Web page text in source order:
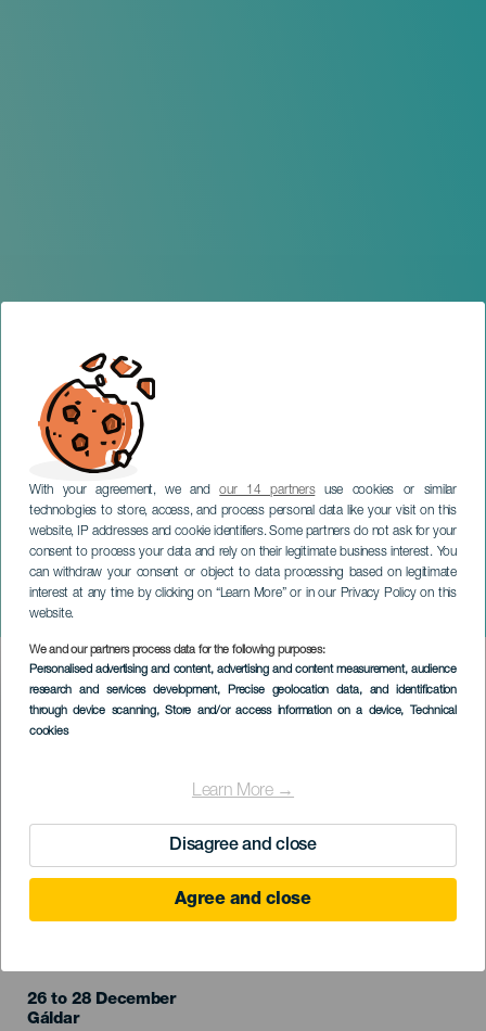
With your agreement, we andour 14 partnersuse cookies or similar
technologies to store, access, and process personal data like your visit on this
website, IP addresses and cookie identifiers. Some partners do not ask for your
consent to process your data and rely on their legitimate business interest. You
can withdraw your consent or object to data processing based on legitimate
interest at any time by clicking on “Learn More” or in our Privacy Policy on this
website.
We and our partners process data for the following purposes:
Personalised advertising and content, advertising and content measurement, audience
research and services development, Precise geolocation data, and identification
through device scanning, Store and/or access information on a device, Technical
cookies
Learn More →
Disagree and close
Agree and close
Duendadas XII – AI é Natal!
GRÃ-CANÁRIA
Imagen
Listado
26 to 28 December
Localidad
Gáldar